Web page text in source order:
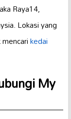
Raya14,
Lokasi yang
kedai
My